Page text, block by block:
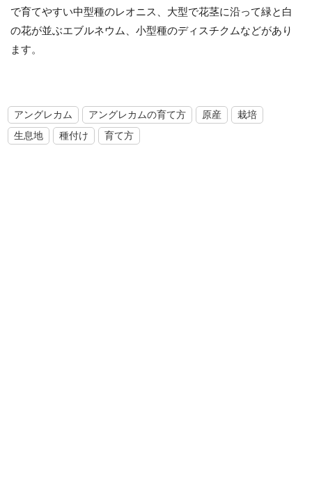
で育てやすい中型種のレオニス、大型で花茎に沿って緑と白
の花が並ぶエブルネウム、小型種のディスチクムなどがあり
ます。
アングレカム アングレカムの育て方 原産
栽培
生息地
種付け 育て方